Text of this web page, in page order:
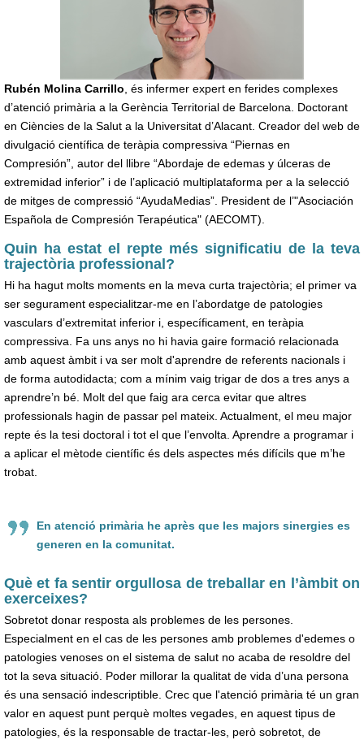
Rubén Molina Carrillo, és infermer expert en ferides complexes
d’atenció primària a la Gerència Territorial de Barcelona. Doctorant
en Ciències de la Salut a la Universitat d’Alacant. Creador del web de
divulgació científica de teràpia compressiva “Piernas en
Compresión”, autor del llibre “Abordaje de edemas y úlceras de
extremidad inferior” i de l’aplicació multiplataforma per a la selecció
de mitges de compressió “AyudaMedias”. President de l’"Asociación
Española de Compresión Terapéutica" (AECOMT).
Quin ha estat el repte més significatiu de la teva
trajectòria professional?
Hi ha hagut molts moments en la meva curta trajectòria; el primer va
ser segurament especialitzar-me en l’abordatge de patologies
vasculars d’extremitat inferior i, específicament, en teràpia
compressiva. Fa uns anys no hi havia gaire formació relacionada
amb aquest àmbit i va ser molt d'aprendre de referents nacionals i
de forma autodidacta; com a mínim vaig trigar de dos a tres anys a
aprendre’n bé. Molt del que faig ara cerca evitar que altres
professionals hagin de passar pel mateix. Actualment, el meu major
repte és la tesi doctoral i tot el que l’envolta. Aprendre a programar i
a aplicar el mètode científic és dels aspectes més difícils que m’he
trobat.
En atenció primària he après que les majors sinergies es
generen en la comunitat.
Què et fa sentir orgullosa de treballar en l’àmbit on
exerceixes?
Sobretot donar resposta als problemes de les persones.
Especialment en el cas de les persones amb problemes d'edemes o
patologies venoses on el sistema de salut no acaba de resoldre del
tot la seva situació. Poder millorar la qualitat de vida d’una persona
és una sensació indescriptible. Crec que l'atenció primària té un gran
valor en aquest punt perquè moltes vegades, en aquest tipus de
patologies, és la responsable de tractar-les, però sobretot, de